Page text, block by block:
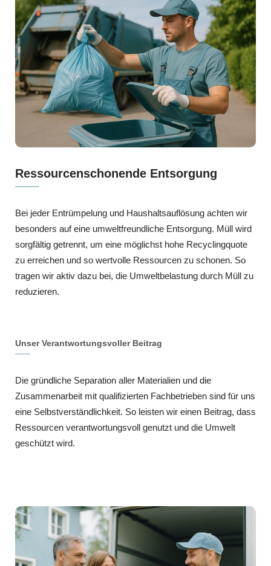
Ressourcenschonende Entsorgung
Bei jeder Entrümpelung und Haushaltsauflösung achten wir
besonders auf eine umweltfreundliche Entsorgung. Müll wird
sorgfältig getrennt, um eine möglichst hohe Recyclingquote
zu erreichen und so wertvolle Ressourcen zu schonen. So
tragen wir aktiv dazu bei, die Umweltbelastung durch Müll zu
reduzieren.
Unser Verantwortungsvoller Beitrag
Die gründliche Separation aller Materialien und die
Zusammenarbeit mit qualifizierten Fachbetrieben sind für uns
eine Selbstverständlichkeit. So leisten wir einen Beitrag, dass
Ressourcen verantwortungsvoll genutzt und die Umwelt
geschützt wird.